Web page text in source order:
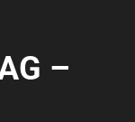
–